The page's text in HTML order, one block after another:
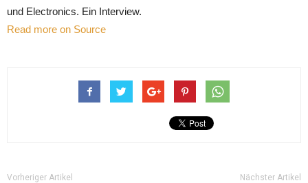
und Electronics. Ein Interview.
Read more on Source
Vorheriger Artikel Nächster Artikel